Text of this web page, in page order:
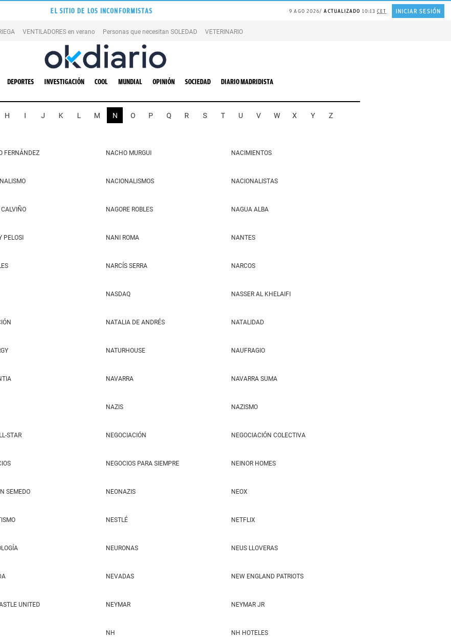
EL SITIO DE LOS INCONFORMISTAS 9 AGO 2026 ACTUALIZADO 10:13CET INICIAR SESIÓN
VENTILADORES en verano Personas que necesitan SOLEDAD VETERINARIO gatos
DEPORTES INVESTIGACIÓN COOL MUNDIAL OPINIÓN SOCIEDAD DIARIO MADRIDISTA
H I J K L M N O P Q R S T U V W X Y Z
FERNÁNDEZ NACHO MURGUI NACIMIENTOS
NACIONALISMOS NACIONALISTAS
NAGORE ROBLES NAGUA ALBA
PELOSI NANI ROMA NANTES
NARCÍS SERRA NARCOS
NASDAQ NASSER AL KHELAIFI
NATALIA DE ANDRÉS NATALIDAD
NATURHOUSE NAUFRAGIO
NAVARRA NAVARRA SUMA
NAZIS NAZISMO
STAR NEGOCIACIÓN NEGOCIACIÓN COLECTIVA
NEGOCIOS PARA SIEMPRE NEINOR HOMES
SEMEDO NEONAZIS NEOX
NESTLÉ NETFLIX
NEURONAS NEUS LLOVERAS
NEVADAS NEW ENGLAND PATRIOTS
UNITED NEYMAR NEYMAR JR
NH NH HOTELES